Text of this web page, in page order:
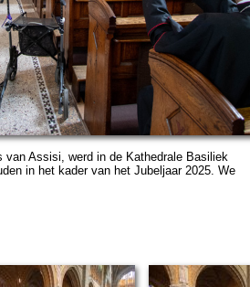
Assisi, werd in de Ka­the­drale Basiliek
in het kader van het Jubel­jaar 2025. We